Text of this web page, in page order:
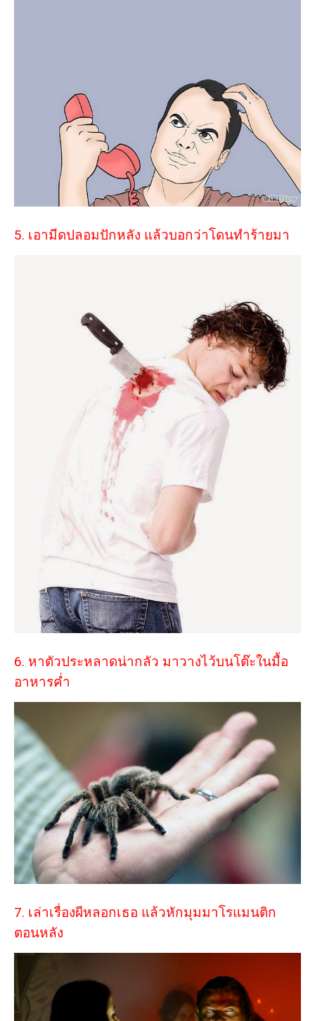
5. เอามีดปลอมปักหลัง แล้วบอกว่าโดนทำร้ายมา
6. หาตัวประหลาดน่ากลัว มาวางไว้บนโต๊ะในมื้อ
อาหารค่ำ
7. เล่าเรื่องผีหลอกเธอ แล้วหักมุมมาโรแมนติก
ตอนหลัง